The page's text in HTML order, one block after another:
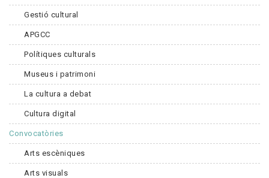
Gestió cultural
APGCC
Polítiques culturals
Museus i patrimoni
La cultura a debat
Cultura digital
Convocatòries
Arts escèniques
Arts visuals